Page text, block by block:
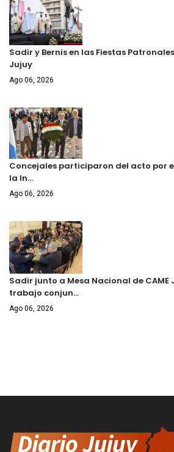
Sadir y Bernis en las Fiestas
Jujuy
Ago 06, 2026
Concejales participaron del acto por
la In…
Ago 06, 2026
Sadir junto a Mesa Nacional de
trabajo conjun…
Ago 06, 2026